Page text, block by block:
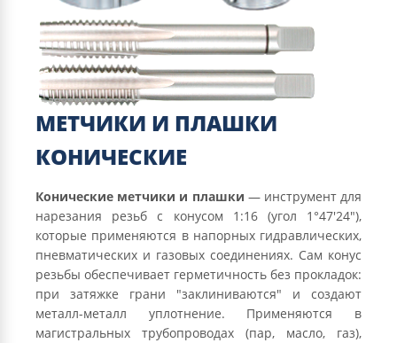
МЕТЧИКИ И ПЛАШКИ
КОНИЧЕСКИЕ
Конические метчики и плашки — инструмент для
нарезания резьб с конусом 1:16 (угол 1°47′24″),
которые применяются в напорных гидравлических,
пневматических и газовых соединениях. Сам конус
резьбы обеспечивает герметичность без прокладок:
при затяжке грани "заклиниваются" и создают
металл-металл уплотнение. Применяются в
магистральных трубопроводах (пар, масло, газ),